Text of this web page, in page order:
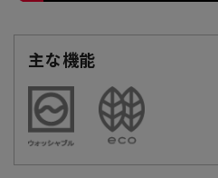
主な機能